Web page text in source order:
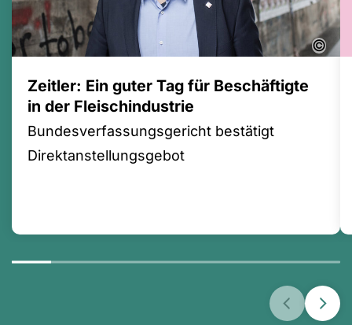
©
Zeitler: Ein guter Tag für Beschäftigte
in der Fleischindustrie
Bundesverfassungsgericht bestätigt
Direktanstellungsgebot